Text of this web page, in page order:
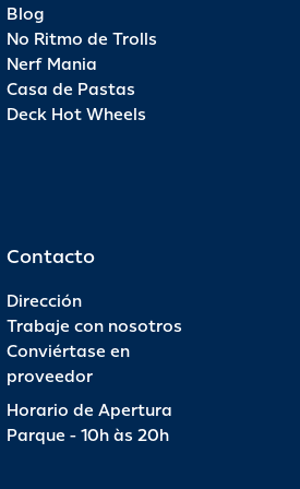
Blog
No Ritmo de Trolls
Nerf Mania
Casa de Pastas
Deck Hot Wheels
Contacto
Dirección
Trabaje con nosotros
Conviértase en
proveedor
Horario de Apertura
Parque - 10h às 20h